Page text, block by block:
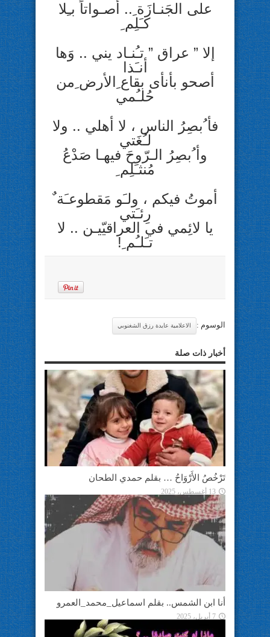
على الجَنـازَة ِ.. أصـواتاً بـِلا
كـَلِم ِ
إلا ” عراق ” تـُنـاد يني .. وَها
أنـَذا
أصحو بأنأى بقاع ِالأرض ِمن
حُلـُمي
فأ ُبصِرُ الناس ، لا أهلي .. ولا
لـُغَتي
وأ ُبصِرُ الـرّوحَ فيهـا صَدْعُ
مُنثـَلِم ِ
أموتُ فيكم ، ولـَو مَقطوعـَة ٌ
رِئـَتي
يا لائِمي في العراقيّيـن .. لا
تـَلـُم ِ!
الوسوم : الاعلامية عايدة رزق الشغنوبي
أخبار ذات صلة
تَرْخُصُ الأَرْوَاحُ … بقلم حمدي الطحان
13 أغسطس، 2025
أنا ابن الشمس.. بقلم اسماعيل_محمد_العمرو
7 أبريل، 2025